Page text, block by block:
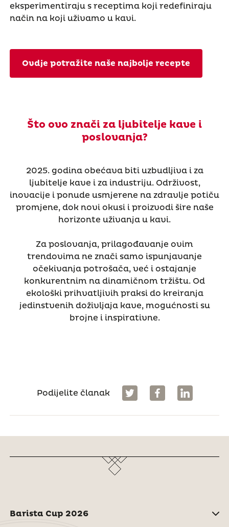
eksperimentiraju s receptima koji redefiniraju
način na koji uživamo u kavi.
Ovdje potražite naše najbolje recepte
Što ovo znači za ljubitelje kave i
poslovanja?
2025. godina obećava biti uzbudljiva i za
ljubitelje kave i za industriju. Održivost,
inovacije i ponude usmjerene na zdravlje potiču
promjene, dok novi okusi i proizvodi šire naše
horizonte uživanja u kavi.
Za poslovanja, prilagođavanje ovim
trendovima ne znači samo ispunjavanje
očekivanja potrošača, već i ostajanje
konkurentnim na dinamičnom tržištu. Od
ekološki prihvatljivih praksi do kreiranja
jedinstvenih doživljaja kave, mogućnosti su
brojne i inspirativne.
Podijelite članak
Barista Cup 2026